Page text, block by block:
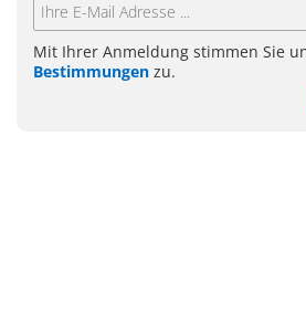
Mit Ihrer Anmeldung stimmen Sie
Bestimmungen zu.